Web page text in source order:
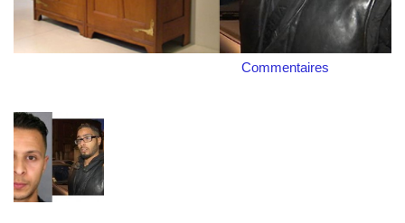
Commentaires